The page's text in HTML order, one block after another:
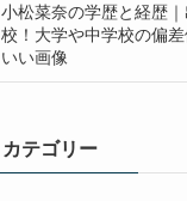
小松菜奈の学歴と経歴
校！大学や中学校の偏
いい画像
カテゴリー